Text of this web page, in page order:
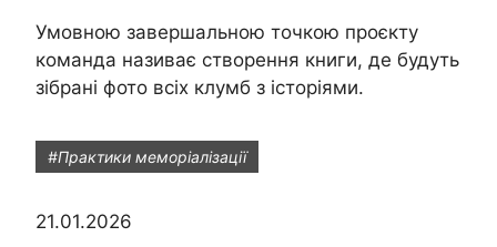
Умовною завершальною точкою проєкту
команда називає створення книги, де будуть
зібрані фото всіх клумб з історіями.
#Практики меморіалізації
21.01.2026